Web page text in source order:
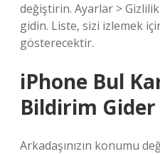
değiştirin. Ayarlar >
gidin. Liste, sizi izlemek
gösterecektir.
iPhone Bul
Bildirim Gider
Arkadaşınızın konumu